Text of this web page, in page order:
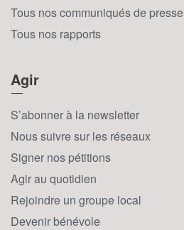
Tous nos communiqués de presse
Tous nos rapports
Agir
S’abonner à la newsletter
Nous suivre sur les réseaux
Signer nos pétitions
Agir au quotidien
Rejoindre un groupe local
Devenir bénévole